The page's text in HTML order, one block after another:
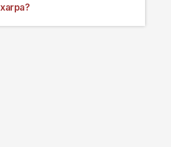
xarpa?